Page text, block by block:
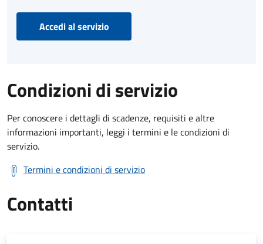
Accedi al servizio
Condizioni di servizio
Per conoscere i dettagli di scadenze, requisiti e altre
informazioni importanti, leggi i termini e le condizioni di
servizio.
Termini e condizioni di servizio
Contatti